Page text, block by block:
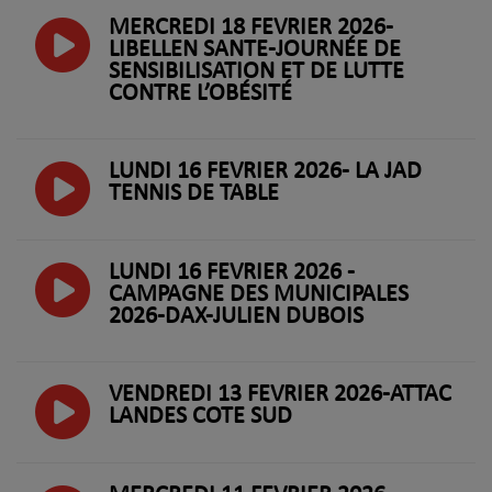
MERCREDI 18 FEVRIER 2026-
LIBELLEN SANTE-JOURNÉE DE
SENSIBILISATION ET DE LUTTE
CONTRE L’OBÉSITÉ
LUNDI 16 FEVRIER 2026- LA JAD
TENNIS DE TABLE
LUNDI 16 FEVRIER 2026 -
CAMPAGNE DES MUNICIPALES
2026-DAX-JULIEN DUBOIS
VENDREDI 13 FEVRIER 2026-ATTAC
LANDES COTE SUD